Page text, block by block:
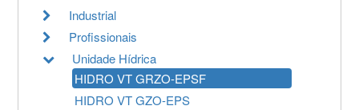
Industrial
Profissionais
Unidade Hídrica
HIDRO VT GRZO-EPSF
HIDRO VT GZO-EPS